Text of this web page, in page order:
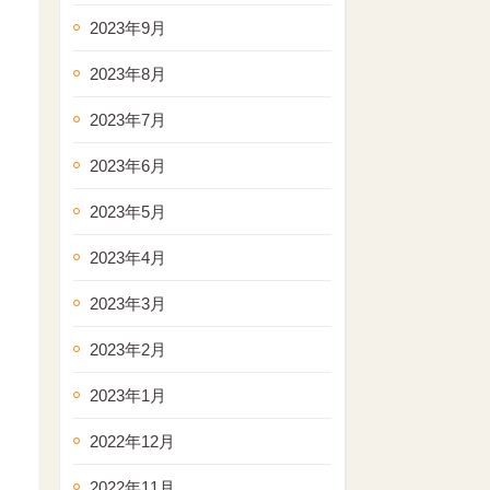
2023年9月
2023年8月
2023年7月
2023年6月
2023年5月
2023年4月
2023年3月
2023年2月
2023年1月
2022年12月